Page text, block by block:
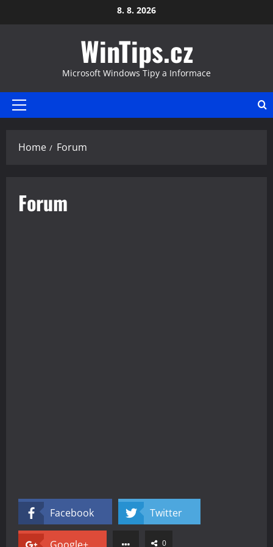
to
8. 8. 2026
WinTips.cz
Microsoft Windows Tipy a Informace
Primary
Home Forum
Forum
Facebook Twitter
0